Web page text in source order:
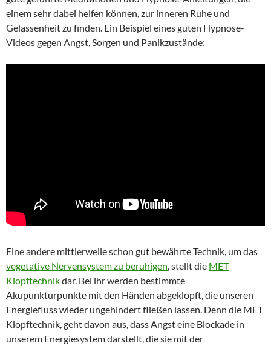
einem sehr dabei helfen können, zur inneren Ruhe und
Gelassenheit zu finden. Ein Beispiel eines guten Hypnose-
Videos gegen Angst, Sorgen und Panikzustände:
Eine andere mittlerweile schon gut bewährte Technik, um das
vegetative Nervensystem zu beruhigen, stellt die MET
Klopftechnikdar. Bei ihr werden bestimmte
Akupunkturpunkte mit den Händen abgeklopft, die unseren
Energiefluss wieder ungehindert fließen lassen. Denn die MET
Klopftechnik, geht davon aus, dass Angst eine Blockade in
unserem Energiesystem darstellt, die sie mit der